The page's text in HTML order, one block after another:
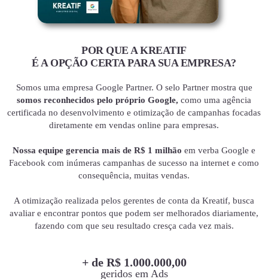
POR QUE A KREATIF
É A OPÇÃO CERTA PARA SUA EMPRESA?
Somos uma empresa Google Partner. O selo Partner mostra que
somos reconhecidos pelo próprio Google, como uma agência
certificada no desenvolvimento e otimização de campanhas focadas
diretamente em vendas online para empresas.
Nossa equipe gerencia mais de R$ 1 milhão em verba Google e
Facebook com inúmeras campanhas de sucesso na internet e como
consequência, muitas vendas.
A otimização realizada pelos gerentes de conta da Kreatif, busca
avaliar e encontrar pontos que podem ser melhorados diariamente,
fazendo com que seu resultado cresça cada vez mais.
+ de R$ 1.000.000,00
geridos em Ads